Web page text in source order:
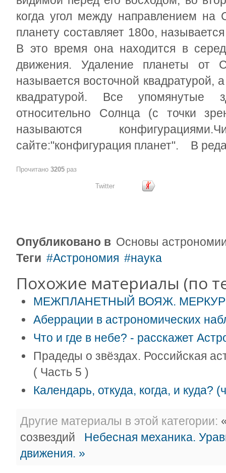
когда угол между направлением
планету составляет 180о,
В это время она находится в
движения. Удаление планеты от
называется восточной квадратурой,
квадратурой. Все упомянутые
относительно Солнца (с точки
называются
сайте:"конфигурация планет". В
Прочитано 3205 раз
Twitter
Опубликовано в Основы
Теги
Астрономия наука
Похожие материалы (по
МЕЖПЛАНЕТНЫЙ ВОЯЖ.
Аберрации в астрономических
Что и где в небе? - расскажет
Прадеды о звёздах. Российская
( Часть 5 )
Календарь, откуда, когда, и куда?
Другие материалы в этой категории:
созвездий
Небесная механика.
движения. »